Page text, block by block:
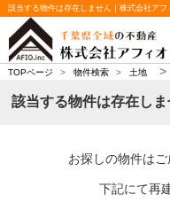
該当する物件は存在しません｜株式会社アフ
TOPページ > 物件検索 > 土地 >
該当する物件は存在し
お探しの物件はご
下記にて再